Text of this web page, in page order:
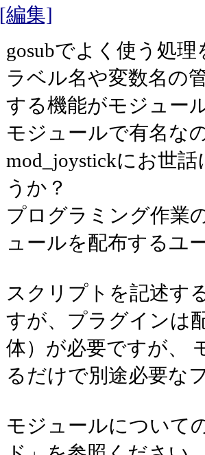
[編集]
gosubでよく使う処
ラベル名や変数名の
する機能がモジュー
モジュールで有名な
mod_joystickにお世
うか？
プログラミング作業
ュールを配布するユ
スクリプトを記述す
すが、プラグインは
体）が必要ですが、
るだけで別途必要な
モジュールについて